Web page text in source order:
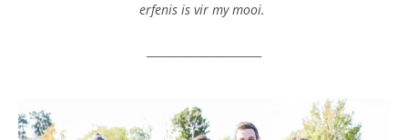
erfenis is vir my mooi.